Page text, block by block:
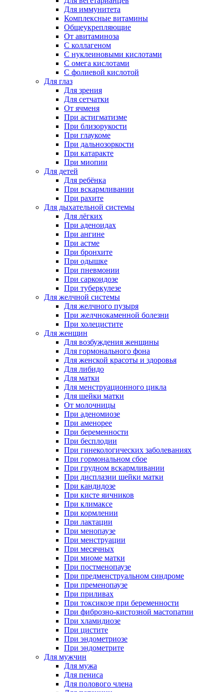
Для иммунитета
Комплексные витамины
Общеукрепляющие
От авитаминоза
С коллагеном
С нуклеиновыми кислотами
С омега кислотами
С фолиевой кислотой
Для глаз
Для зрения
Для сетчатки
От ячменя
При астигматизме
При близорукости
При глаукоме
При дальнозоркости
При катаракте
При миопии
Для детей
Для ребёнка
При вскармливании
При рахите
Для дыхательной системы
Для лёгких
При аденоидах
При ангине
При астме
При бронхите
При одышке
При пневмонии
При саркоидозе
При туберкулезе
Для желчной системы
Для желчного пузыря
При желчнокаменной болезни
При холецистите
Для женщин
Для возбуждения женщины
Для гормонального фона
Для женской красоты и здоровья
Для либидо
Для матки
Для менструационного цикла
Для шейки матки
От молочницы
При аденомиозе
При аменорее
При беременности
При бесплодии
При гинекологических заболеваниях
При гормональном сбое
При грудном вскармливании
При дисплазии шейки матки
При кандидозе
При кисте яичников
При климаксе
При кормлении
При лактации
При менопаузе
При менструации
При месячных
При миоме матки
При постменопаузе
При предменструальном синдроме
При пременопаузе
При приливах
При токсикозе при беременности
При фиброзно-кистозной мастопатии
При хламидиозе
При цистите
При эндометриозе
При эндометрите
Для мужчин
Для мужа
Для пениса
Для полового члена